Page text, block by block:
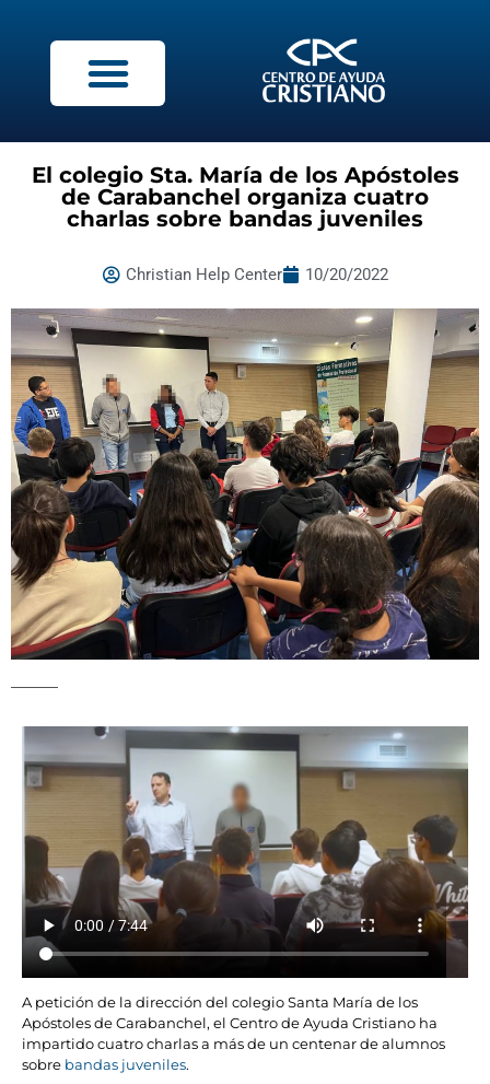
El colegio Sta. María de los Apóstoles
de Carabanchel organiza cuatro
charlas sobre bandas juveniles
Christian Help Center 10/20/2022
A petición de la dirección del colegio Santa María de los
Apóstoles de Carabanchel, el Centro de Ayuda Cristiano ha
impartido cuatro charlas a más de un centenar de alumnos
sobre bandas juveniles.